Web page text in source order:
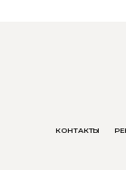
КОНТАКТЫ